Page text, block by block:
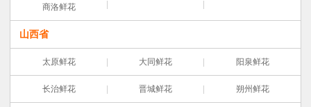
商洛鲜花
山西省
太原鲜花 大同鲜花 阳泉鲜花
长治鲜花 晋城鲜花 朔州鲜花